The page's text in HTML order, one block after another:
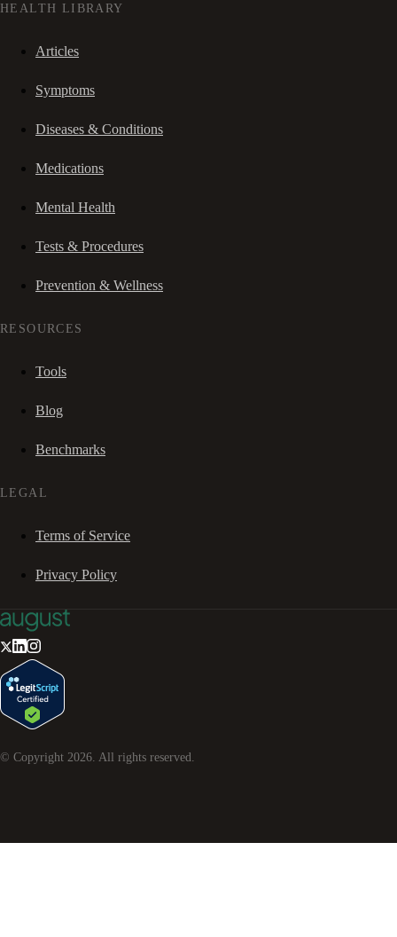
HEALTH LIBRARY
Articles
Symptoms
Diseases & Conditions
Medications
Mental Health
Tests & Procedures
Prevention & Wellness
RESOURCES
Tools
Blog
Benchmarks
LEGAL
Terms of Service
Privacy Policy
© Copyright 2026 . All rights reserved.